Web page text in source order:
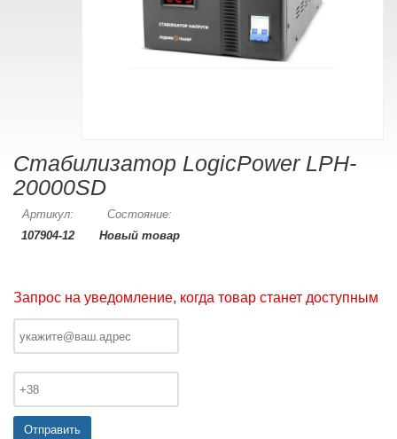
Стабилизатор LogicPower LPH-
20000SD
Артикул:
107904-12
Состояние:
Новый товар
Запрос на уведомление, когда товар станет доступным
Отправить